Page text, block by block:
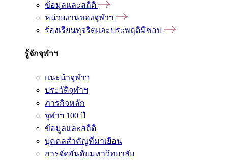
ข้อมูลและสถิติ
หน่วยงานของจุฬาฯ
ร้องเรียนทุจริตและประพฤติมิชอบ
รู้จักจุฬาฯ
แนะนำจุฬาฯ
ประวัติจุฬาฯ
ภารกิจหลัก
จุฬาฯ 100 ปี
ข้อมูลและสถิติ
บุคคลสำคัญที่มาเยือน
การจัดอันดับมหาวิทยาลัย